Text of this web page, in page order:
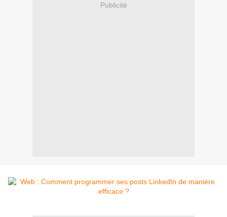
Publicité